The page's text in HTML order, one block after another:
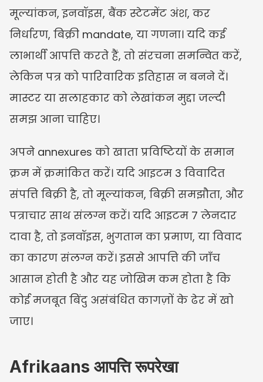
मूल्यांकन, इनवॉइस, बैंक स्टेटमेंट अंश, कर
निर्धारण, बिक्री mandate, या गणना। यदि कई
लाभार्थी आपत्ति करते हैं, तो संरचना समन्वित करें,
लेकिन पत्र को पारिवारिक इतिहास न बनने दें।
मास्टर या सलाहकार को लेखांकन मुद्दा जल्दी
समझ आना चाहिए।
अपने annexures को खाता प्रविष्टियों के समान
क्रम में क्रमांकित करें। यदि आइटम 3 विवादित
संपत्ति बिक्री है, तो मूल्यांकन, बिक्री समझौता, और
पत्राचार साथ संलग्न करें। यदि आइटम 7 लेनदार
दावा है, तो इनवॉइस, भुगतान का प्रमाण, या विवाद
का कारण संलग्न करें। इससे आपत्ति की जाँच
आसान होती है और यह जोखिम कम होता है कि
कोई मजबूत बिंदु असंबंधित कागज़ों के ढेर में खो
जाए।
Afrikaans आपत्ति रूपरेखा